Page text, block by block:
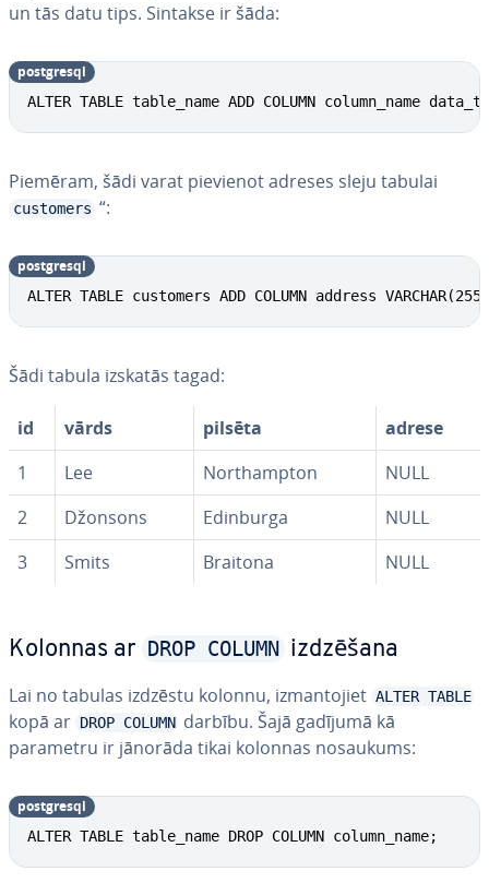
un tās datu tips. Sintakse ir šāda:
ALTER TABLE table_name ADD COLUMN column_name
postgresql
Piemēram, šādi varat pievienot adreses sleju tabulai
customers “:
ALTER TABLE customers ADD COLUMN address
postgresql
Šādi tabula izskatās tagad:
id vārds pilsēta
adrese
1
Lee Northampton
NULL
2
Džonsons Edinburga
NULL
3
Smits Braitona NULL
Kolonnas ar DROP COLUMN izdzēšana
Lai no tabulas izdzēstu kolonnu, iz­man­to­jiet ALTER TABLE
kopā ar DROP COLUMN darbību. Šajā gadījumā kā
parametru ir jānorāda tikai kolonnas nosaukums:
ALTER TABLE table_name DROP COLUMN column_name;
postgresql